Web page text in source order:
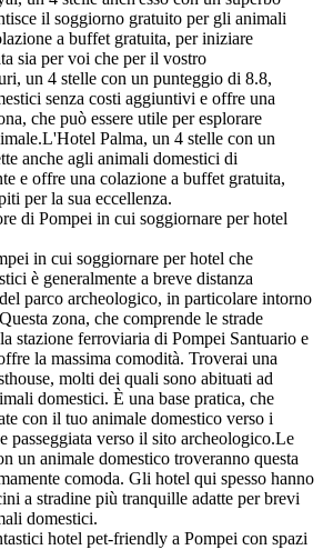
il soggiorno gratuito per gli animali
a buffet gratuita, per iniziare
sia per voi che per il vostro
un 4 stelle con un punteggio di 8.8,
senza costi aggiuntivi e offre una
che può essere utile per esplorare
Palma, un 4 stelle con un
anche agli animali domestici di
e offre una colazione a buffet gratuita,
per la sua eccellenza.
di Pompei in cui soggiornare per hotel
in cui soggiornare per hotel che
è generalmente a breve distanza
parco archeologico, in particolare intorno
zona, che comprende le strade
stazione ferroviaria di Pompei Santuario e
la massima comodità. Troverai una
molti dei quali sono abituati ad
domestici. È una base pratica, che
con il tuo animale domestico verso i
passeggiata verso il sito archeologico.Le
un animale domestico troveranno questa
comoda. Gli hotel qui spesso hanno
a stradine più tranquille adatte per brevi
domestici.
hotel pet-friendly a Pompei con spazi